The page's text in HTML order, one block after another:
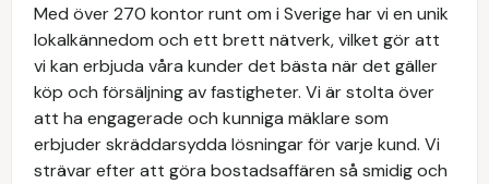
Med över 270 kontor runt om i Sverige har vi en unik
lokalkännedom och ett brett nätverk, vilket gör att
vi kan erbjuda våra kunder det bästa när det gäller
köp och försäljning av fastigheter. Vi är stolta över
att ha engagerade och kunniga mäklare som
erbjuder skräddarsydda lösningar för varje kund. Vi
strävar efter att göra bostadsaffären så smidig och